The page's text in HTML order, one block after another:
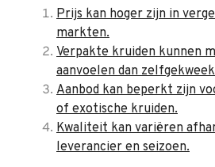
Prijs kan hoger zijn in
markten.
Verpakte kruiden kunnen
aanvoelen dan
Aanbod kan beperkt zijn
of exotische kruiden.
Kwaliteit kan variëren
leverancier en seizoen.